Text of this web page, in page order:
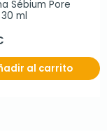
Sébium Pore
ml
al carrito